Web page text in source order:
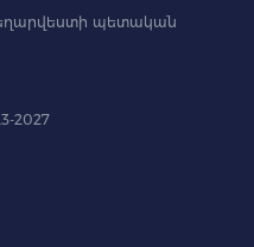
պետական
2027